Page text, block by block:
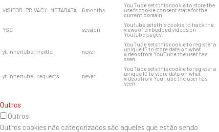
VISITOR_PRIVACY_METADATA 6 months
YouTube sets this cookie to store the
user's cookie consent state for the
current domain.
YSC session
Youtube sets this cookie to track the
views of embedded videos on
Youtube pages.
yt.innertube::nextId never
YouTube sets this cookie to register a
unique ID to store data on what
videos from YouTube the user has
seen.
yt.innertube::requests never
YouTube sets this cookie to register a
unique ID to store data on what
videos from YouTube the user has
seen.
Outros
Outros
Outros cookies não categorizados são aqueles que estão sendo